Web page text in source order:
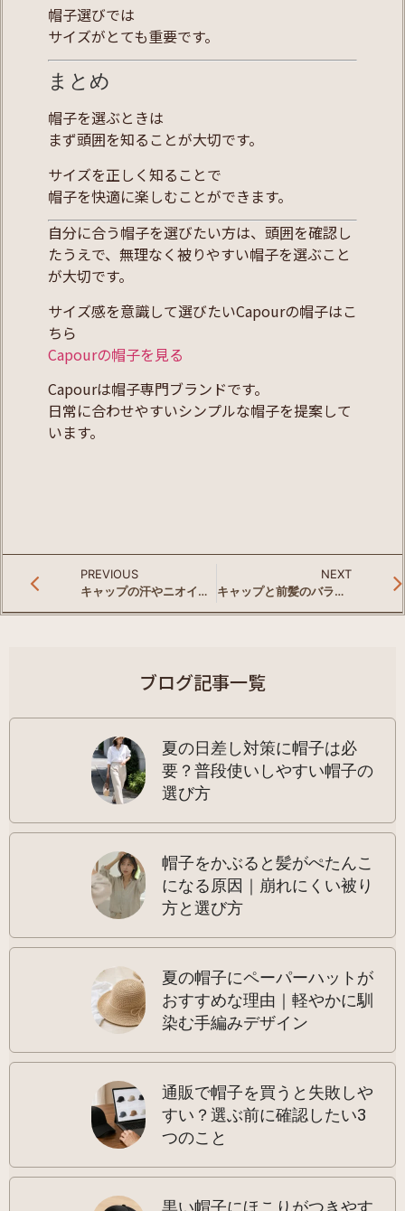
帽子選びでは
サイズがとても重要です。
まとめ
帽子を選ぶときは
まず頭囲を知ることが大切です。
サイズを正しく知ることで
帽子を快適に楽しむことができます。
自分に合う帽子を選びたい方は、頭囲を確認し
たうえで、無理なく被りやすい帽子を選ぶこと
が大切です。
サイズ感を意識して選びたいCapourの帽子はこ
ちら
Capourの帽子を見る
Capourは帽子専門ブランドです。
日常に合わせやすいシンプルな帽子を提案して
います。
PREVIOUS
キャップの汗やニオイ対策｜夏でも快適に使う簡単ケア
NEXT
キャップと前髪のバランスは？自然に見える被り方のコツ
ブログ記事一覧
夏の日差し対策に帽子は必
要？普段使いしやすい帽子の
選び方
帽子をかぶると髪がぺたんこ
になる原因｜崩れにくい被り
方と選び方
夏の帽子にペーパーハットが
おすすめな理由｜軽やかに馴
染む手編みデザイン
通販で帽子を買うと失敗しや
すい？選ぶ前に確認したい3
つのこと
黒い帽子にほこりがつきやす